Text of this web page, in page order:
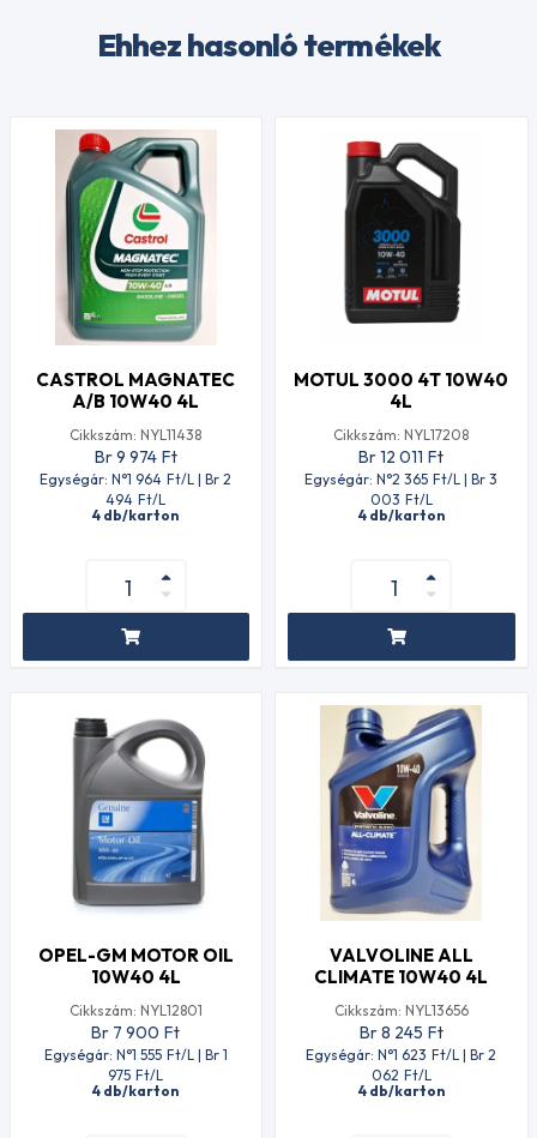
Ehhez hasonló termékek
CASTROL MAGNATEC
A/B 10W40 4L
Cikkszám: NYL11438
Br 9 974 Ft
Egységár: N°1 964 Ft/L | Br 2
494 Ft/L
4 db/karton
MOTUL 3000 4T 10W40
4L
Cikkszám: NYL17208
Br 12 011 Ft
Egységár: N°2 365 Ft/L | Br 3
003 Ft/L
4 db/karton
OPEL-GM MOTOR OIL
10W40 4L
Cikkszám: NYL12801
Br 7 900 Ft
Egységár: N°1 555 Ft/L | Br 1
975 Ft/L
4 db/karton
VALVOLINE ALL
CLIMATE 10W40 4L
Cikkszám: NYL13656
Br 8 245 Ft
Egységár: N°1 623 Ft/L | Br 2
062 Ft/L
4 db/karton